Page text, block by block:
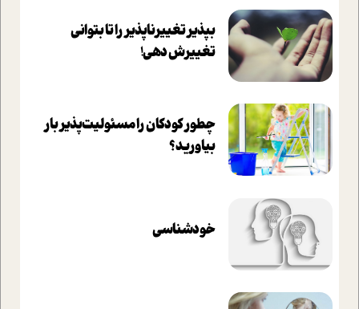
بپذير تغييرناپذير را تا بتواني
تغييرش دهي!‏
چطور کودکان را مسئولیت‌پذیر بار
بیاورید؟
خودشناسی